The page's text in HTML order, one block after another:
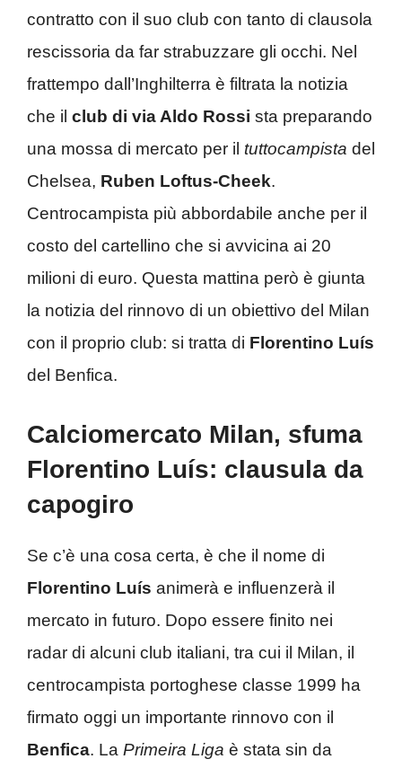
contratto con il suo club con tanto di clausola
rescissoria da far strabuzzare gli occhi. Nel
frattempo dall’Inghilterra è filtrata la notizia
che il club di via Aldo Rossi sta preparando
una mossa di mercato per il tuttocampista del
Chelsea, Ruben Loftus-Cheek.
Centrocampista più abbordabile anche per il
costo del cartellino che si avvicina ai 20
milioni di euro. Questa mattina però è giunta
la notizia del rinnovo di un obiettivo del Milan
con il proprio club: si tratta di Florentino Luís
del Benfica.
Calciomercato Milan, sfuma
Florentino Luís: clausula da
capogiro
Se c’è una cosa certa, è che il nome di
Florentino Luís animerà e influenzerà il
mercato in futuro. Dopo essere finito nei
radar di alcuni club italiani, tra cui il Milan, il
centrocampista portoghese classe 1999 ha
firmato oggi un importante rinnovo con il
Benfica. La Primeira Liga è stata sin da